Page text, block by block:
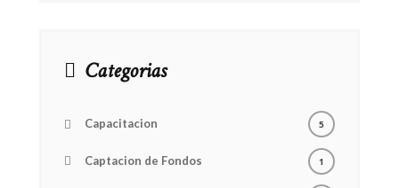
Categorias
Capacitacion 5
Captacion de Fondos 1